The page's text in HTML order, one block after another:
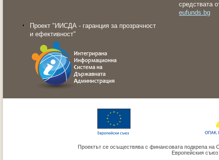
Проект "ИИСДА - гаранция за прозрачност
и ефективност"
средствата
eufunds.bg
Проектът се осъществява с финансовата подкрепа на
Европейския